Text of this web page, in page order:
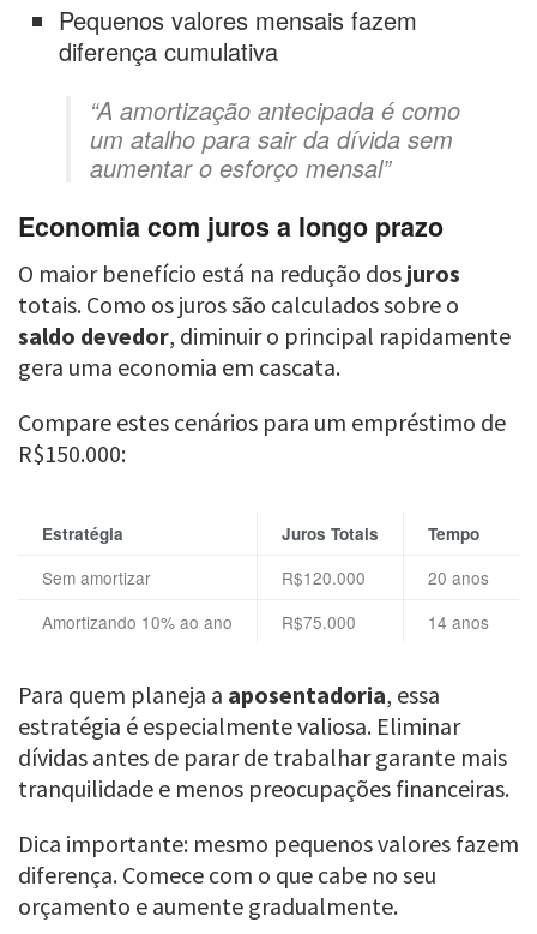
Pequenos valores mensais fazem
diferença cumulativa
“A amortização antecipada é como
um atalho para sair da dívida sem
aumentar o esforço mensal”
Economia com juros a longo prazo
O maior benefício está na redução dos juros
totais. Como os juros são calculados sobre o
saldo devedor, diminuir o principal rapidamente
gera uma economia em cascata.
Compare estes cenários para um empréstimo de
R$150.000:
Estratégia Juros Totais Tempo
Sem amortizar R$120.000
20 anos
Amortizando 10% ao ano
R$75.000 14 anos
Para quem planeja a aposentadoria, essa
estratégia é especialmente valiosa. Eliminar
dívidas antes de parar de trabalhar garante mais
tranquilidade e menos preocupações financeiras.
Dica importante: mesmo pequenos valores fazem
diferença. Comece com o que cabe no seu
orçamento e aumente gradualmente.